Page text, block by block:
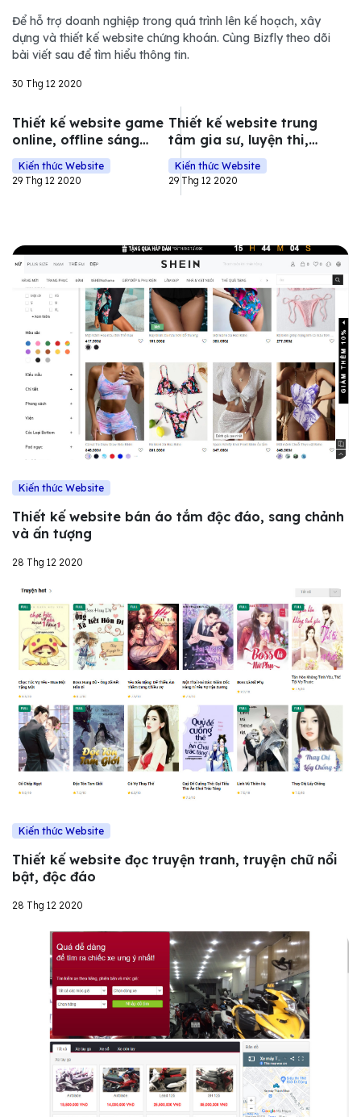
Để hỗ trợ doanh nghiệp trong quá trình lên kế hoạch, xây
dựng và thiết kế website chứng khoán. Cùng Bizfly theo dõi
bài viết sau để tìm hiểu thông tin.
30 Thg 12 2020
Thiết kế website game
online, offline sáng
tạo, tính năng nổi bật
Kiến thức Website
29 Thg 12 2020
Thiết kế website trung
tâm gia sư, luyện thi,
dạy kèm tại nhà online
Kiến thức Website
29 Thg 12 2020
Kiến thức Website
Thiết kế website bán áo tắm độc đáo, sang chảnh
và ấn tượng
28 Thg 12 2020
Kiến thức Website
Thiết kế website đọc truyện tranh, truyện chữ nổi
bật, độc đáo
28 Thg 12 2020